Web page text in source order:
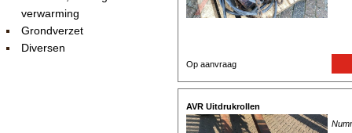
verwarming
Grondverzet
Diversen
Op aanvraag
AVR Uitdrukrollen